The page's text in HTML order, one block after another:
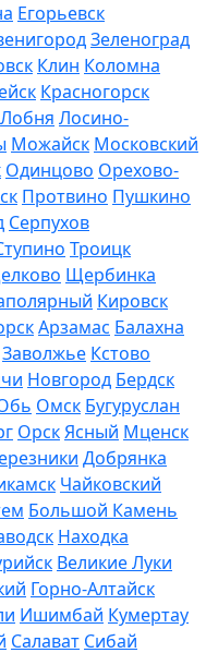
Егорьевск
Зеленоград
Клин Коломна
Красногорск
Лобня Лосино-
Можайск Московский
Одинцово Орехово-
Протвино Пушкино
Серпухов
Троицк
Щербинка
Кировск
Арзамас Балахна
Заволжье Кстово
Новгород Бердск
Омск Бугуруслан
ОрскЯсный Мценск
Добрянка
Чайковский
Большой Камень
Находка
Великие Луки
Горно-Алтайск
Ишимбай Кумертау
Салават Сибай